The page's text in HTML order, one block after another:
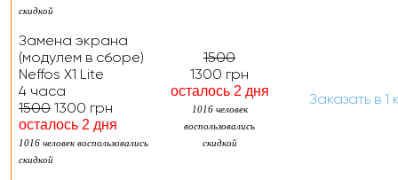
скидкой
Замена экрана
(модулем в сборе)
Neffos X1 Lite
4 часа
1500 1300 грн
осталось 2 дня
1016 человек воспользовались
скидкой
1500
1300 грн
осталось 2 дня
1016 человек
воспользовались
скидкой
Заказатьв 1